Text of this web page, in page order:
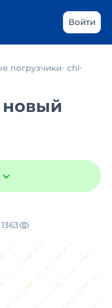
Войти
погрузчики chl
новый
1363